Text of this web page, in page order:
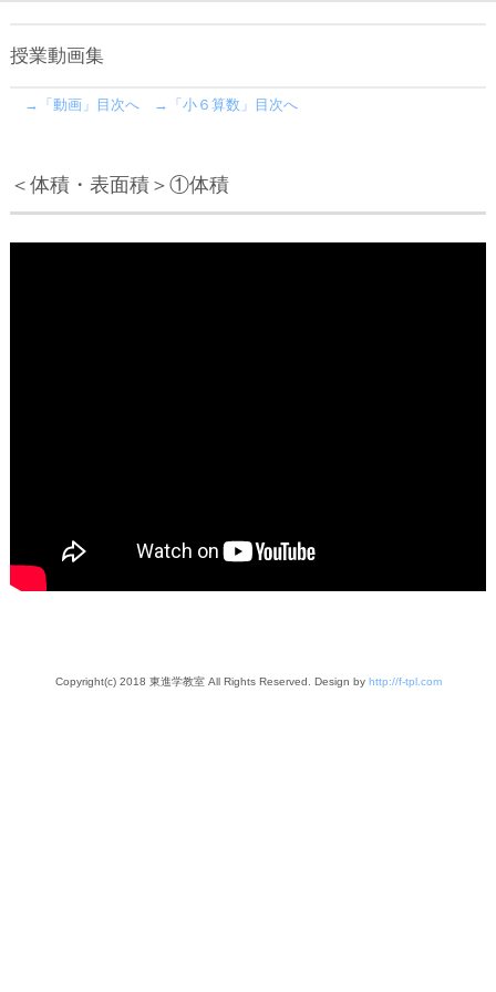
授業動画集
→「動画」目次へ →「小６算数」目次へ
＜体積・表面積＞①体積
Copyright(c) 2018 東進学教室 All Rights Reserved. Design by http://f-tpl.com